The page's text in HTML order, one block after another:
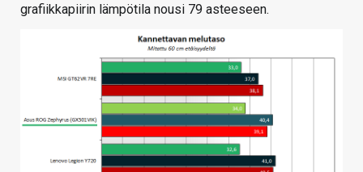
grafiikkapiirin lämpötila nousi 79 asteeseen.